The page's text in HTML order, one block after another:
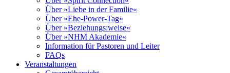
Über »Liebe in der Familie«
Über »Ehe-Power-Tag«
Über »Beziehungs:weise«
Über »NHM Akademie«
Information für Pastoren und Leiter
FAQs
Veranstaltungen